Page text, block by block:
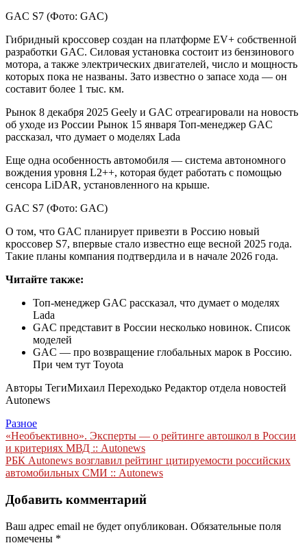
GAC S7 (Фото: GAC)
Гибридный кроссовер создан на платформе EV+ собственной
разработки GAC. Силовая установка состоит из бензинового
мотора, а также электрических двигателей, число и мощность
которых пока не названы. Зато известно о запасе хода — он
составит более 1 тыс. км.
Рынок 8 декабря 2025 Geely и GAC отреагировали на новость
об уходе из России Рынок 15 января Топ-менеджер GAC
рассказал, что думает о моделях Lada
Еще одна особенность автомобиля — система автономного
вождения уровня L2++, которая будет работать с помощью
сенсора LiDAR, установленного на крыше.
GAC S7 (Фото: GAC)
О том, что GAC планирует привезти в Россию новый
кроссовер S7, впервые стало известно еще весной 2025 года.
Такие планы компания подтвердила и в начале 2026 года.
Читайте также:
Топ-менеджер GAC рассказал, что думает о моделях
Lada
GAC представит в России несколько новинок. Список
моделей
GAC — про возвращение глобальных марок в Россию.
При чем тут Toyota
Авторы ТегиМихаил Переходько Редактор отдела новостей
Autonews
Разное
Навигация
по
записям
«Необъективно». Эксперты — о рейтинге автошкол в России
и критериях МВД :: Autonews
РБК Autonews возглавил рейтинг цитируемости российских
автомобильных СМИ :: Autonews
Добавить комментарий
Ваш адрес email не будет опубликован. Обязательные поля
помечены *